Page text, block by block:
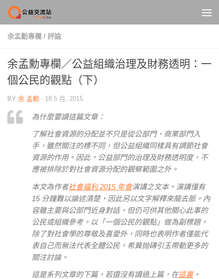
Skip to content
余孟勳專欄 / 評論
余孟勳專欄／公益組織治理及財務透明：一
個公民的觀點（下）
BY 余 孟勳 · 18 5 月, 2015
為什麼要讀這篇文章：
了解社會資源的分配並不只是從公部門、商業部門入
手，雖然關注的標不同，但公益組織同樣具有調節社會
資源的作用。因此，公益部門的治理及財務透明度，不
應被排除於對社會資源分配的觀察範圍之外。
本文為作者社會福利 2015 年會演講之文本。演講僅有
15 分鐘難以論述清楚，因此另以文字解釋來龍去脈。內
容雖主要與公部門近身對話，但仍可供其他關心此事的
公民或組織參考。以「一個公民的觀點」做為副標題，
除了對社會學的尊敬及喜愛外，同時也表明作者僅能代
表自己而無法代表全體公民，希冀抛磚引玉帶動更多的
關注討論。
這是系列文章的下篇，若還沒有讀過上篇，在這裏。